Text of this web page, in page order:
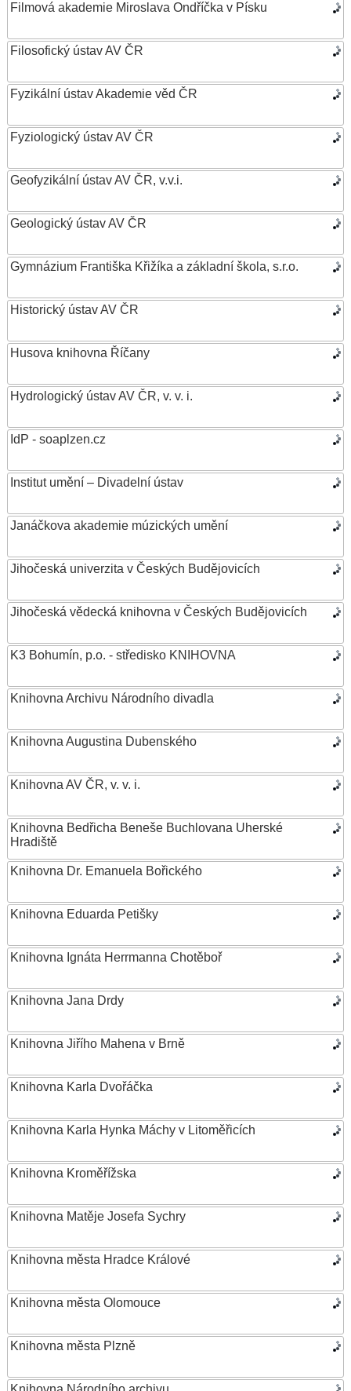
Filmová akademie Miroslava Ondříčka v Písku
Filosofický ústav AV ČR
Fyzikální ústav Akademie věd ČR
Fyziologický ústav AV ČR
Geofyzikální ústav AV ČR, v.v.i.
Geologický ústav AV ČR
Gymnázium Františka Křižíka a základní škola, s.r.o.
Historický ústav AV ČR
Husova knihovna Říčany
Hydrologický ústav AV ČR, v. v. i.
IdP - soaplzen.cz
Institut umění – Divadelní ústav
Janáčkova akademie múzických umění
Jihočeská univerzita v Českých Budějovicích
Jihočeská vědecká knihovna v Českých Budějovicích
K3 Bohumín, p.o. - středisko KNIHOVNA
Knihovna Archivu Národního divadla
Knihovna Augustina Dubenského
Knihovna AV ČR, v. v. i.
Knihovna Bedřicha Beneše Buchlovana Uherské
Hradiště
Knihovna Dr. Emanuela Bořického
Knihovna Eduarda Petišky
Knihovna Ignáta Herrmanna Chotěboř
Knihovna Jana Drdy
Knihovna Jiřího Mahena v Brně
Knihovna Karla Dvořáčka
Knihovna Karla Hynka Máchy v Litoměřicích
Knihovna Kroměřížska
Knihovna Matěje Josefa Sychry
Knihovna města Hradce Králové
Knihovna města Olomouce
Knihovna města Plzně